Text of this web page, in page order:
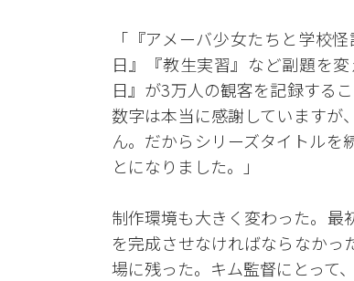
「『アメーバ少女たちと学校
日』『教生実習』など副題を
日』が3万人の観客を記録する
数字は本当に感謝していますが
ん。だからシリーズタイトルを
とになりました。」
制作環境も大きく変わった。最
を完成させなければならなか
場に残った。キム監督にとって